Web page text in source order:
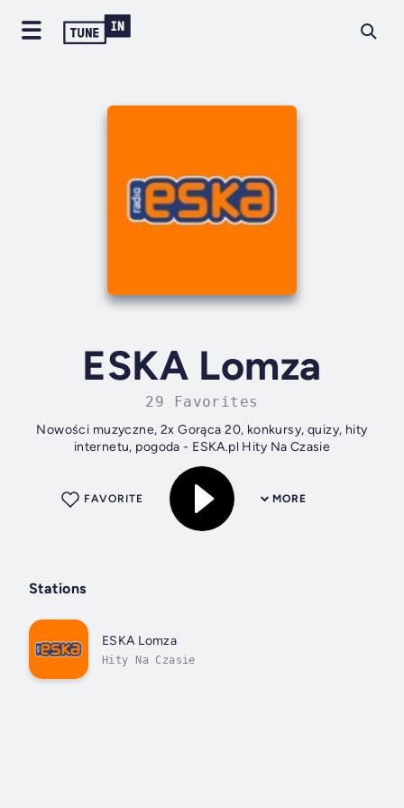
ESKA Lomza
29 Favorites
Nowości muzyczne, 2x Gorąca 20, konkursy, quizy, hity
internetu, pogoda - ESKA.pl Hity Na Czasie
MORE
FAVORITE
Stations
ESKA Lomza
Hity Na Czasie